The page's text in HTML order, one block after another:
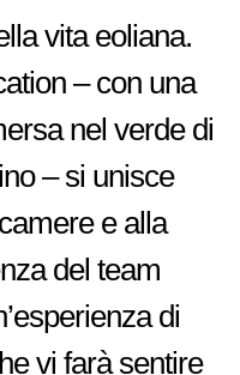
vita eoliana.
– con una
nel verde di
– si unisce
e alla
del team
di
vi farà sentire